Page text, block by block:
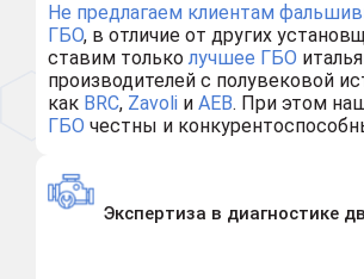
Не предлагаем клиентам
ГБО, в отличие от других
ставим тольколучшее ГБО
производителей с полувековой
как BRC, Zavoli и AEB. При этом
ГБО честны и
Экспертиза в диагностике